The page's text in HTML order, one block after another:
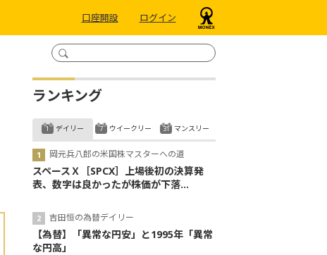
口座開設 ログイン
ランキング
デイリー
岡元兵八郎の米国株マスターへの道
スペースＸ［SPCX］上場後初の決算発
表、数字は良かったが株価が下落...
吉田恒の為替デイリー
【為替】「異常な円安」と1995年「異常
な円高」
ウイークリー マンスリー